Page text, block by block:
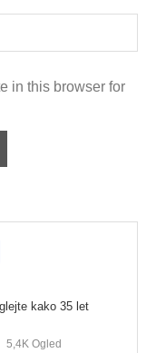
in this browser for
kako 35 let
5,4K Ogled